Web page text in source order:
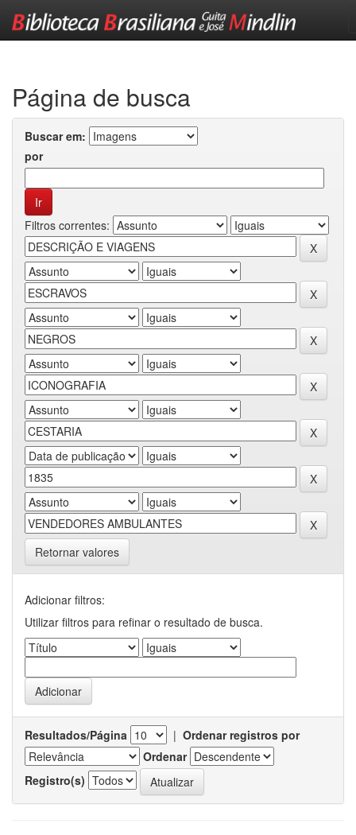
Página de busca
Buscar em:
por
Filtros correntes:
Retornar valores
Adicionar filtros:
Utilizar filtros para refinar o resultado de busca.
Resultados/Página | Ordenar registros por
Ordenar
Registro(s)